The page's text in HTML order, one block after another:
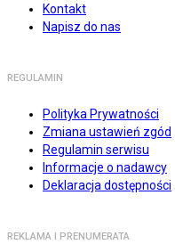
Kontakt
Napisz do nas
REGULAMIN
Polityka Prywatności
Zmiana ustawień zgód
Regulamin serwisu
Informacje o nadawcy
Deklaracja dostępności
REKLAMA I PRENUMERATA